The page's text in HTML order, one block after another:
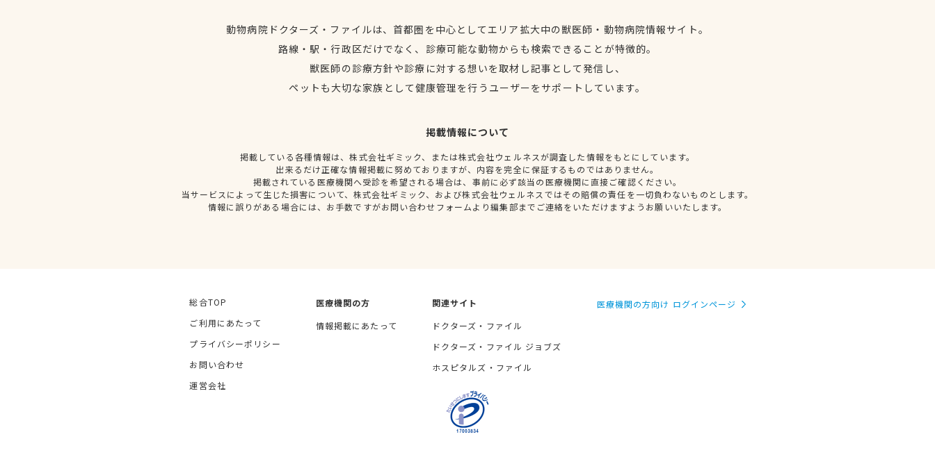
動物病院ドクターズ・ファイルは、首都圏を中心としてエリア拡大中の獣医師・動物病院情報サイト。
路線・駅・行政区だけでなく、診療可能な動物からも検索できることが特徴的。
獣医師の診療方針や診療に対する想いを取材し記事として発信し、
ペットも大切な家族として健康管理を行うユーザーをサポートしています。
掲載情報について
掲載している各種情報は、株式会社ギミック、または株式会社ウェルネスが調査した情報をもとにしています。
出来るだけ正確な情報掲載に努めておりますが、内容を完全に保証するものではありません。
掲載されている医療機関へ受診を希望される場合は、事前に必ず該当の医療機関に直接ご確認ください。
当サービスによって生じた損害について、株式会社ギミック、および株式会社ウェルネスではその賠償の責任を一切負わないものとします。
情報に誤りがある場合には、お手数ですがお問い合わせフォームより編集部までご連絡をいただけますようお願いいたします。
総合TOP
ご利用にあたって
プライバシーポリシー
お問い合わせ
運営会社
医療機関の方
情報掲載にあたって
関連サイト
ドクターズ・ファイル
ドクターズ・ファイル ジョブズ
ホスピタルズ・ファイル
医療機関の方向け ログインページ